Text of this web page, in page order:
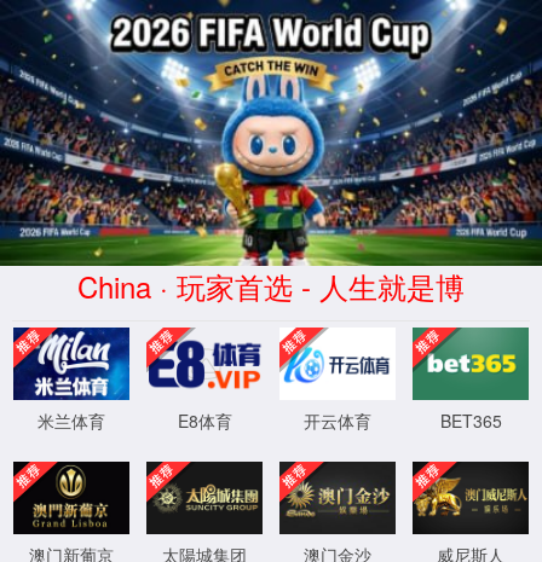
中国·06227722美狮会(股份有限
公司)-Official website
产品展示
PRODUCT SERIES
热工仪表